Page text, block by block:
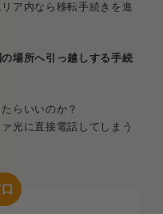
ア内なら移転手続きを進
場所へ引っ越しする手続
らいいのか？
光に直接電話してしまう